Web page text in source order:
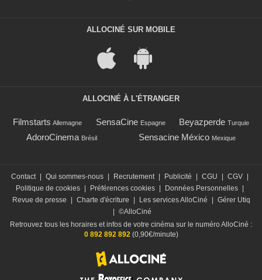
ALLOCINÉ SUR MOBILE
ALLOCINÉ À L'ÉTRANGER
Filmstarts Allemagne SensaCine Espagne Beyazperde Turquie
AdoroCinema Brésil Sensacine México Mexique
Contact Qui sommes-nous Recrutement Publicité CGU CGV
Politique de cookies
Préférences cookies Données Personnelles
Revue de presse
Charte d'écriture Les services AlloCiné
Gérer Utiq
©AlloCiné
Retrouvez tous les horaires et infos de votre cinéma sur le numéro AlloCiné :
0 892 892 892(0,90€/minute)